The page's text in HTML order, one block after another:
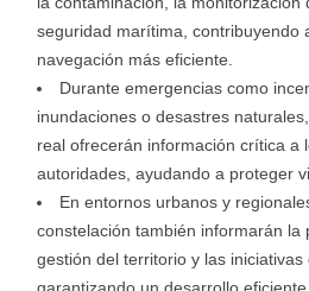
seguridad marítima, contribuyendo
navegación más eficiente.
Durante emergencias como
inundaciones o desastres
real ofrecerán información crítica a
autoridades, ayudando a proteger
En entornos urbanos y
constelación también informarán la
gestión del territorio y las